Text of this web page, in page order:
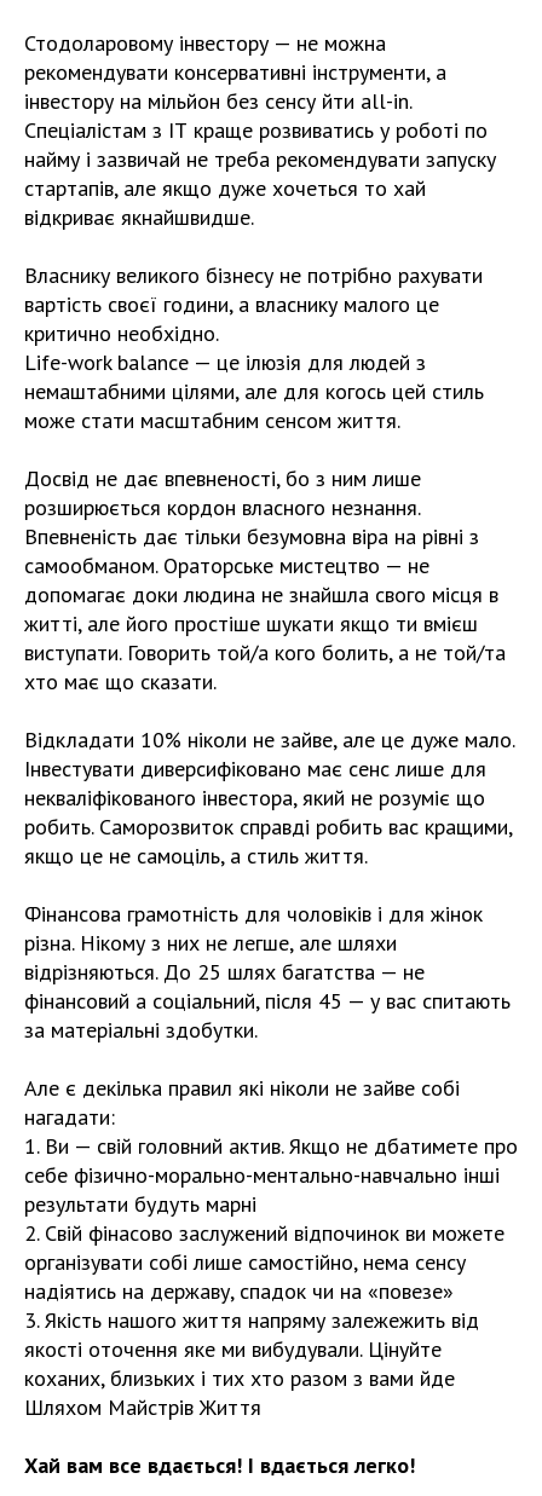
Стодоларовому інвестору — не можна
рекомендувати консервативні інструменти, а
інвестору на мільйон без сенсу йти all-in.
Спеціалістам з ІТ краще розвиватись у роботі по
найму і зазвичай не треба рекомендувати запуску
стартапів, але якщо дуже хочеться то хай
відкриває якнайшвидше.
Власнику великого бізнесу не потрібно рахувати
вартість своєї години, а власнику малого це
критично необхідно.
Life-work balance — це ілюзія для людей з
немаштабними цілями, але для когось цей стиль
може стати масштабним сенсом життя.
Досвід не дає впевненості, бо з ним лише
розширюється кордон власного незнання.
Впевненість дає тільки безумовна віра на рівні з
самообманом. Ораторське мистецтво — не
допомагає доки людина не знайшла свого місця в
житті, але його простіше шукати якщо ти вмієш
виступати. Говорить той/а кого болить, а не той/та
хто має що сказати.
Відкладати 10% ніколи не зайве, але це дуже мало.
Інвестувати диверсифіковано має сенс лише для
некваліфікованого інвестора, який не розуміє що
робить. Саморозвиток справді робить вас кращими,
якщо це не самоціль, а стиль життя.
Фінансова грамотність для чоловіків і для жінок
різна. Нікому з них не легше, але шляхи
відрізняються. До 25 шлях багатства — не
фінансовий а соціальний, після 45 — у вас спитають
за матеріальні здобутки.
Але є декілька правил які ніколи не зайве собі
нагадати:
1. Ви — свій головний актив. Якщо не дбатимете про
себе фізично-морально-ментально-навчально інші
результати будуть марні
2. Свій фінасово заслужений відпочинок ви можете
організувати собі лише самостійно, нема сенсу
надіятись на державу, спадок чи на «повезе»
3. Якість нашого життя напряму залежежить від
якості оточення яке ми вибудували. Цінуйте
коханих, близьких і тих хто разом з вами йде
Шляхом Майстрів Життя
Хай вам все вдається! І вдається легко!